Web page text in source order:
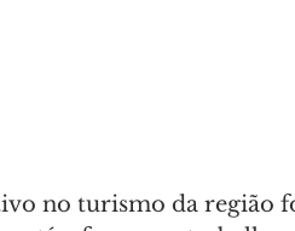
no turismo da região